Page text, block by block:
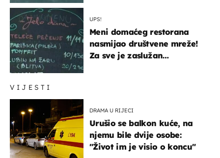
VIJESTI
DRAMA U RIJECI
Urušio se balkon kuće, na
njemu bile dvije osobe:
"Život im je visio o koncu"
UPS!
Meni domaćeg restorana
nasmijao društvene mreže!
Za sve je zaslužan